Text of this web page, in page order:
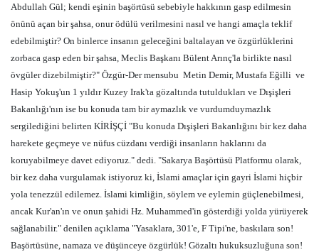
Abdullah Gül; kendi eşinin başörtüsü sebebiyle hakkının gasp edilmesin
önünü açan bir şahsa, onur ödülü verilmesini nasıl ve hangi amaçla teklif
edebilmiştir? On binlerce insanın geleceğini baltalayan ve özgürlüklerini
zorbaca gasp eden bir şahsa, Meclis Başkanı Bülent Arınç'la birlikte nasıl
övgüler dizebilmiştir?" Özgür-Der mensubu Metin Demir, Mustafa Eğilli ve
Hasip Yokuş'un 1 yıldır Kuzey Irak'ta gözaltında tutuldukları ve Dışişleri
Bakanlığı'nın ise bu konuda tam bir aymazlık ve vurdumduymazlık
sergilediğini belirten KİRİŞÇİ "Bu konuda Dışişleri Bakanlığını bir kez daha
harekete geçmeye ve nüfus cüzdanı verdiği insanların haklarını da
koruyabilmeye davet ediyoruz." dedi. "Sakarya Başörtüsü Platformu olarak,
bir kez daha vurgulamak istiyoruz ki, İslami amaçlar için gayri İslami hiçbir
yola tenezzül edilemez. İslami kimliğin, söylem ve eylemin güçlenebilmesi,
ancak Kur'an'ın ve onun şahidi Hz. Muhammed'in gösterdiği yolda yürüyerek
sağlanabilir." denilen açıklama "Yasaklara, 301'e, F Tipi'ne, baskılara son!
Başörtüsüne, namaza ve düşünceye özgürlük! Gözaltı hukuksuzluğuna son!